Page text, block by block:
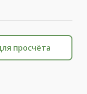
просчёта